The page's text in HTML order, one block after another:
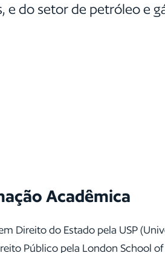
e do setor de petróleo e
Acadêmica
Direito do Estado pela USP
Público pela London School